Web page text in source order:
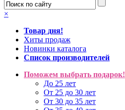
×
Товар дня!
Хиты продаж
Новинки каталога
Список производителей
Поможем выбрать подарок!
До 25 лет
От 25 до 30 лет
От 30 до 35 лет